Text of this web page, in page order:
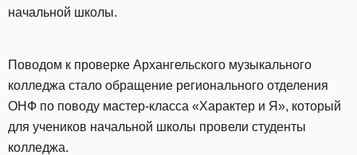
начальной школы.
Поводом к проверке Архангельского музыкального
колледжа стало обращение регионального отделения
ОНФ по поводу мастер-класса «Характер и Я», который
для учеников начальной школы провели студенты
колледжа.